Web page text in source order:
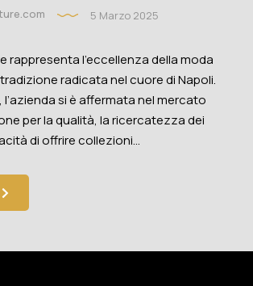
5 Marzo 2025
rappresenta l’eccellenza della moda
radicata nel cuore di Napoli.
l’azienda si è affermata nel mercato
per la qualità, la ricercatezza dei
di offrire collezioni…